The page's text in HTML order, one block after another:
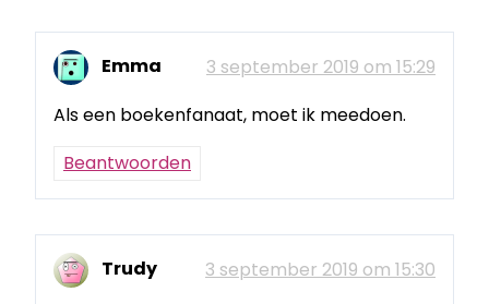
Emma
3 september 2019 om 15:29
Als een boekenfanaat, moet ik meedoen.
Beantwoorden
Trudy
3 september 2019 om 15:30